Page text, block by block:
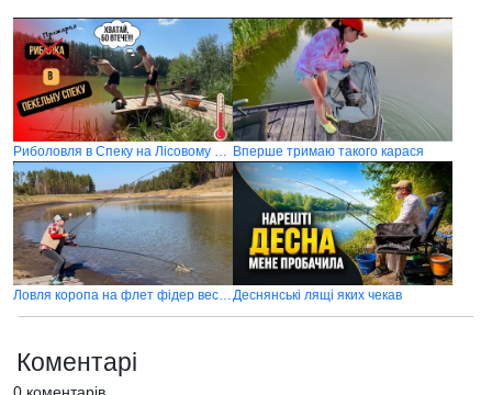
Риболовля в Спеку на Лісовому Озері (с. Дідівщина) Вперше тримаю такого карася
Ловля коропа на флет фідер весноюДеснянські лящі яких чекав
Коментарі